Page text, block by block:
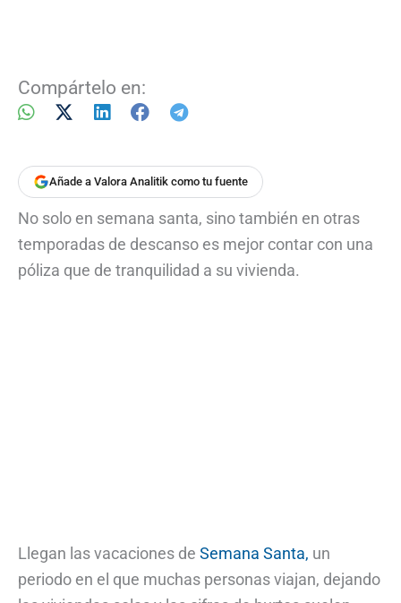
Compártelo en:
Añade a Valora Analitik como tu fuente
No solo en semana santa, sino también en otras
temporadas de descanso es mejor contar con una
póliza que de tranquilidad a su vivienda.
Llegan las vacaciones de Semana Santa, un
periodo en el que muchas personas viajan, dejando